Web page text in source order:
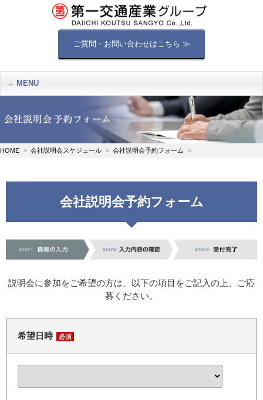
ご質問・お問い合わせはこちら ≫
MENU
HOME 会社説明会スケジュール 会社説明会予約フォーム
会社説明会予約フォーム
説明会に参加をご希望の方は、以下の項目をご記入の上、ご応
募ください。
希望日時 必須